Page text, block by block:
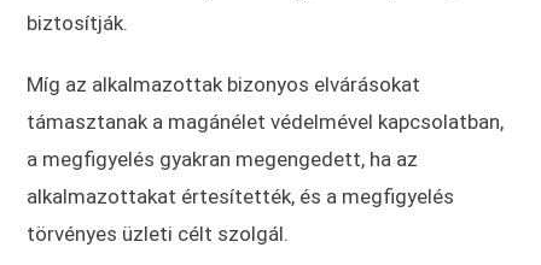
biztosítják.
Míg az alkalmazottak bizonyos elvárásokat
támasztanak a magánélet védelmével kapcsolatban,
a megfigyelés gyakran megengedett, ha az
alkalmazottakat értesítették, és a megfigyelés
törvényes üzleti célt szolgál.